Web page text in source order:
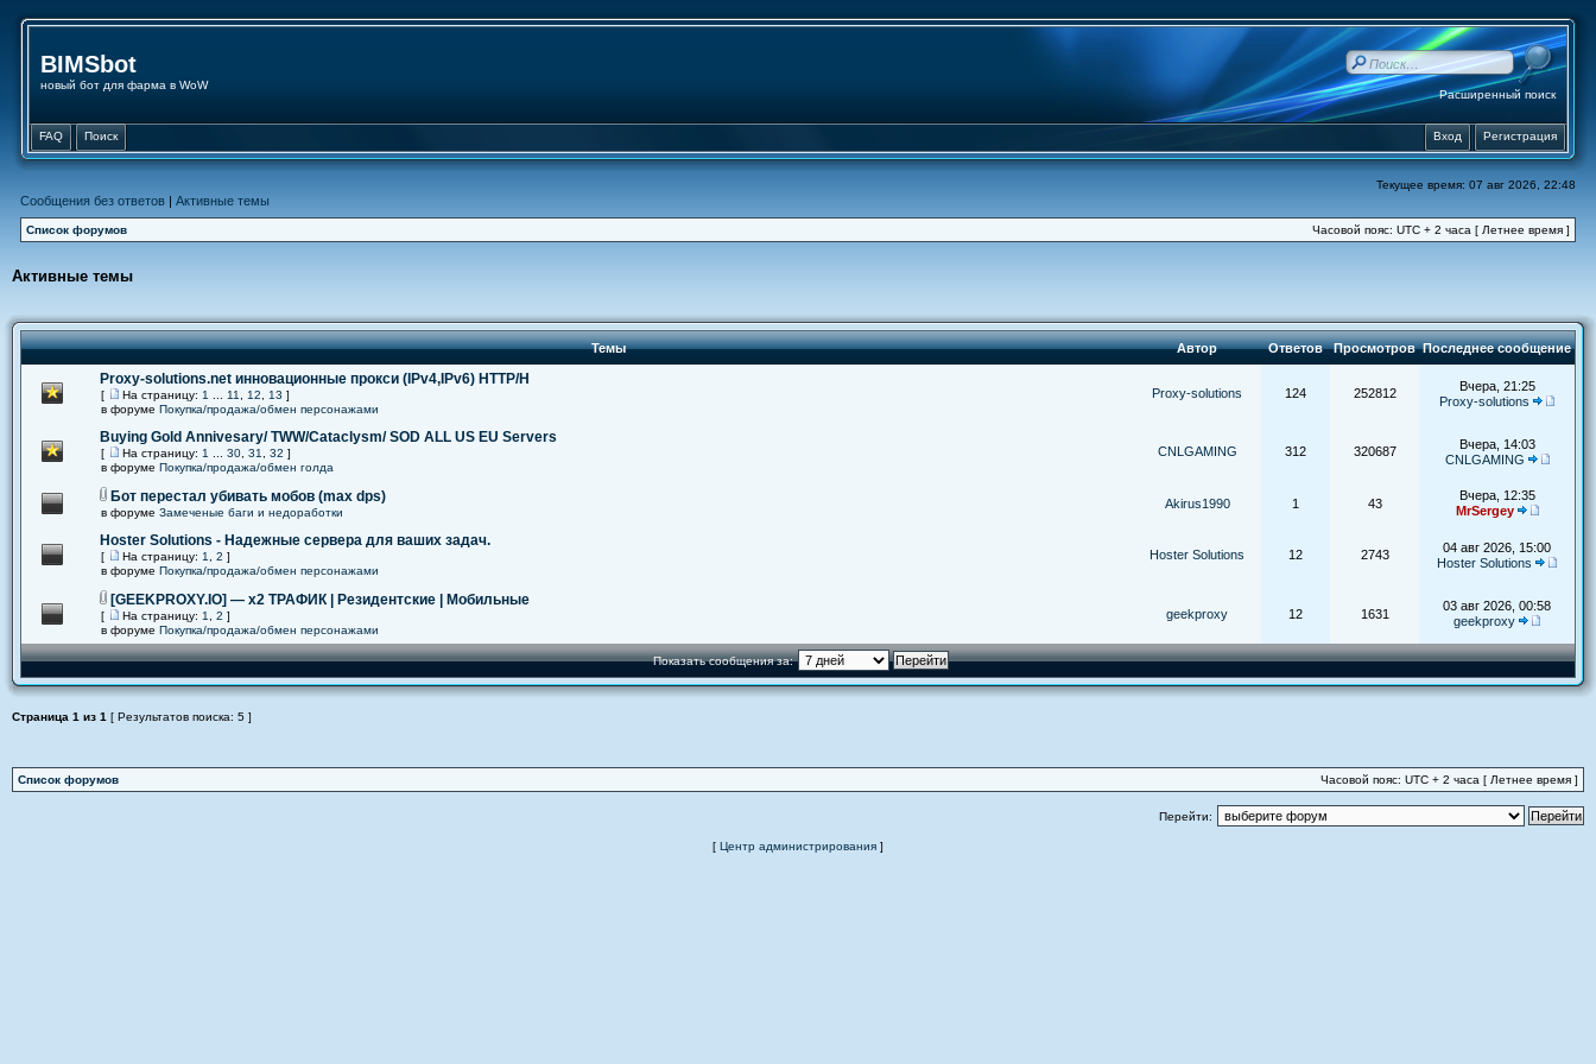
BIMSbot
новый бот для фарма в WoW
Расширенный поиск
FAQ Поиск Регистрация
Вход
Текущее время: 07 авг 2026, 22:48
Сообщения без ответов | Активные темы
Список форумов Часовой пояс: UTC + 2 часа [ Летнее время ]
Активные темы
Темы Автор Ответов ПросмотровПоследнее сообщение
Proxy-solutions.net инновационные прокси (IPv4,IPv6) НТТР/Н
[ На страницу: 1 11 12 13 ]
в форуме Покупка/продажа/обмен персонажами
Proxy-solutions 124 252812
Вчера, 21:25
Proxy-solutions
Buying Gold Annivesary/ TWW/Cataclysm/ SOD ALL US EU Servers
[ На страницу: 1 30 31 32 ]
в форуме Покупка/продажа/обмен голда
CNLGAMING 312 320687
Вчера, 14:03
CNLGAMING
Бот перестал убивать мобов (max dps)
в форуме Замеченые баги и недоработки
Akirus1990 1 43
Вчера, 12:35
MrSergey
Hoster Solutions - Надежные сервера для ваших задач.
[ На страницу: 1 2 ]
в форуме Покупка/продажа/обмен персонажами
Hoster Solutions 12 2743
04 авг 2026, 15:00
Hoster Solutions
[GEEKPROXY.IO] — x2 ТРАФИК | Резидентские | Мобильные
[ На страницу: 1 2 ]
в форуме Покупка/продажа/обмен персонажами
geekproxy 12 1631
03 авг 2026, 00:58
geekproxy
Показать сообщения за:
Страница 1 из 1 [ Результатов поиска: 5 ]
Список форумов Часовой пояс: UTC + 2 часа [ Летнее время ]
Перейти:
[ Центр администрирования ]